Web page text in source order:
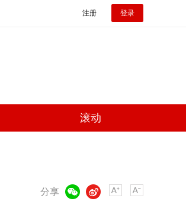
注册 登录
滚动
分享
微博